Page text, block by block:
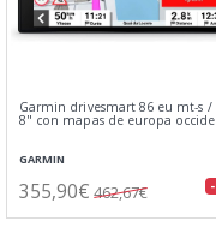
Garmin drivesmart 86 eu mt-s /
8" con mapas de europa
GARMIN
355,90€ 462,67€